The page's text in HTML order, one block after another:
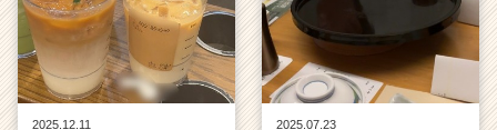
2025.12.11
2025.07.23